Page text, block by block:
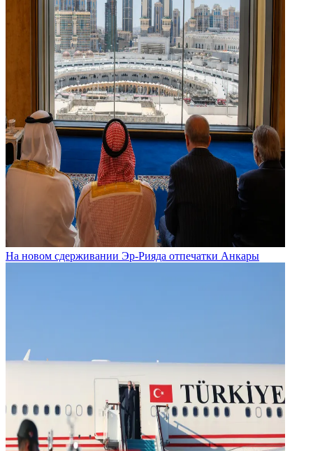
На новом сдерживании Эр-Рияда отпечатки Анкары